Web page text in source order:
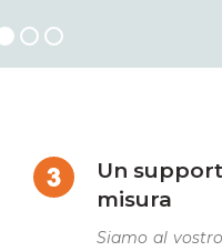
Un
misura
Siamo al